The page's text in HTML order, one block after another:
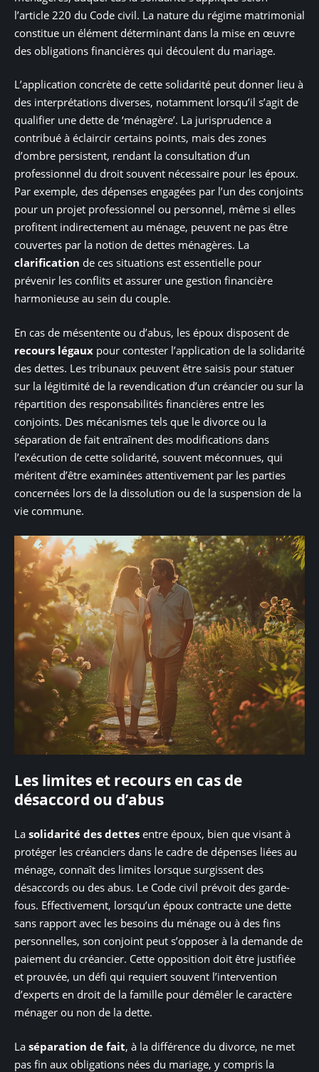
l’article 220 du Code civil. La nature du régime matrimonial
constitue un élément déterminant dans la mise en œuvre
des obligations financières qui découlent du mariage.
L’application concrète de cette solidarité peut donner lieu à
des interprétations diverses, notamment lorsqu’il s’agit de
qualifier une dette de ‘ménagère’. La jurisprudence a
contribué à éclaircir certains points, mais des zones
d’ombre persistent, rendant la consultation d’un
professionnel du droit souvent nécessaire pour les époux.
Par exemple, des dépenses engagées par l’un des conjoints
pour un projet professionnel ou personnel, même si elles
profitent indirectement au ménage, peuvent ne pas être
couvertes par la notion de dettes ménagères. La
clarification de ces situations est essentielle pour
prévenir les conflits et assurer une gestion financière
harmonieuse au sein du couple.
En cas de mésentente ou d’abus, les époux disposent de
recours légaux pour contester l’application de la solidarité
des dettes. Les tribunaux peuvent être saisis pour statuer
sur la légitimité de la revendication d’un créancier ou sur la
répartition des responsabilités financières entre les
conjoints. Des mécanismes tels que le divorce ou la
séparation de fait entraînent des modifications dans
l’exécution de cette solidarité, souvent méconnues, qui
méritent d’être examinées attentivement par les parties
concernées lors de la dissolution ou de la suspension de la
vie commune.
Les limites et recours en cas de
désaccord ou d’abus
La solidarité des dettes entre époux, bien que visant à
protéger les créanciers dans le cadre de dépenses liées au
ménage, connaît des limites lorsque surgissent des
désaccords ou des abus. Le Code civil prévoit des garde-
fous. Effectivement, lorsqu’un époux contracte une dette
sans rapport avec les besoins du ménage ou à des fins
personnelles, son conjoint peut s’opposer à la demande de
paiement du créancier. Cette opposition doit être justifiée
et prouvée, un défi qui requiert souvent l’intervention
d’experts en droit de la famille pour démêler le caractère
ménager ou non de la dette.
La séparation de fait, à la différence du divorce, ne met
pas fin aux obligations nées du mariage, y compris la